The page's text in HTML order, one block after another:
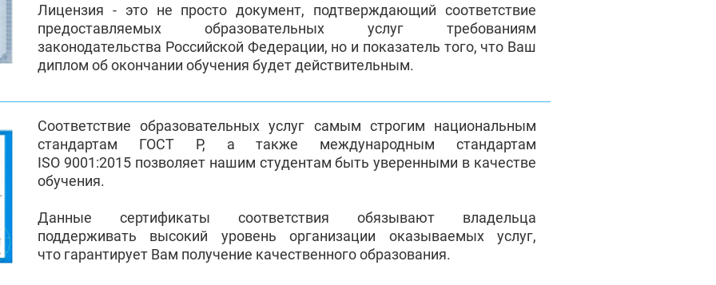
Лицензия - это не просто документ, подтверждающий соответствие
предоставляемых образовательных услуг требованиям
законодательства Российской Федерации, но и показатель того, что Ваш
диплом об окончании обучения будет действительным.
Соответствие образовательных услуг самым строгим национальным
стандартам ГОСТ Р, а также международным стандартам
ISO 9001:2015 позволяет нашим студентам быть уверенными в качестве
обучения.
Данные сертификаты соответствия обязывают владельца
поддерживать высокий уровень организации оказываемых услуг,
что гарантирует Вам получение качественного образования.